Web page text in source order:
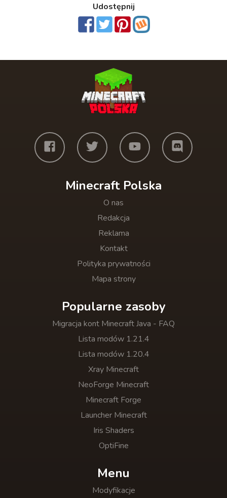
Udostępnij
Minecraft Polska
O nas
Redakcja
Reklama
Kontakt
Polityka prywatności
Mapa strony
Popularne zasoby
Migracja kont Minecraft Java - FAQ
Lista modów 1.21.4
Lista modów 1.20.4
Xray Minecraft
NeoForge Minecraft
Minecraft Forge
Launcher Minecraft
Iris Shaders
OptiFine
Menu
Modyfikacje